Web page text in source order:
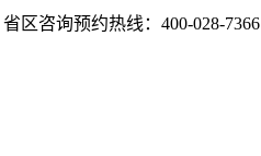
省区咨询预约热线：400-028-7366